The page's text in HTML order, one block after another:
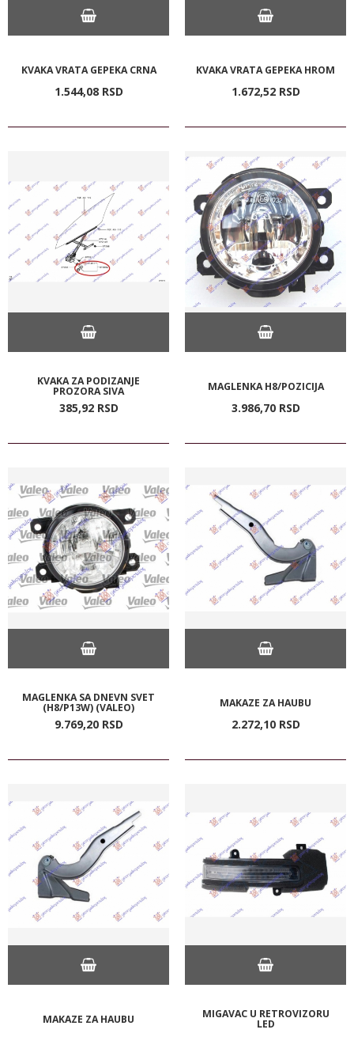
KVAKA VRATA GEPEKA CRNA
1.544,08 RSD
KVAKA VRATA GEPEKA HROM
1.672,52 RSD
KVAKA ZA PODIZANJE
PROZORA SIVA
385,92 RSD
MAGLENKA H8/POZICIJA
3.986,70 RSD
MAGLENKA SA DNEVN SVET
(H8/P13W) (VALEO)
9.769,20 RSD
MAKAZE ZA HAUBU
2.272,10 RSD
MAKAZE ZA HAUBU MIGAVAC U RETROVIZORU
LED